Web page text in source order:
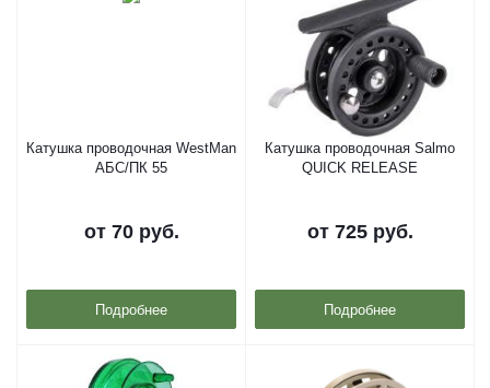
Катушка проводочная WestMan
АБС/ПК 55
от 70 руб.
Подробнее
Катушка проводочная Salmo
QUICK RELEASE
от 725 руб.
Подробнее